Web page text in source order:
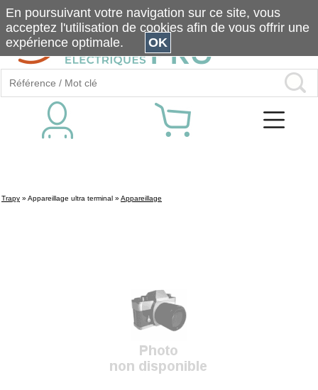
Trapy » Appareillage ultra terminal » Appareillage
En poursuivant votre navigation sur ce site, vous
acceptez l'utilisation de cookies afin de vous offrir une
expérience optimale.
OK